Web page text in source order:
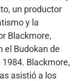
un productor
y la
Blackmore,
el Budokan de
Blackmore,
asistió a los